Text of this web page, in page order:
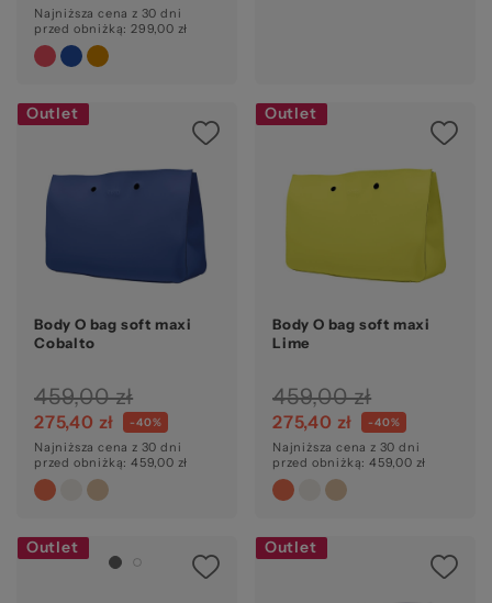
Najniższa cena z 30 dni
przed obniżką: 299,00 zł
Outlet
Body O bag soft maxi
Cobalto
459,00 zł
275,40 zł -40%
Najniższa cena z 30 dni
przed obniżką: 459,00 zł
Outlet
Body O bag soft maxi
Lime
459,00 zł
275,40 zł -40%
Najniższa cena z 30 dni
przed obniżką: 459,00 zł
Outlet Outlet